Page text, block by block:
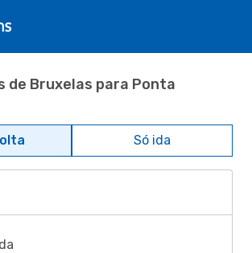
de Bruxelas para Ponta
Só ida